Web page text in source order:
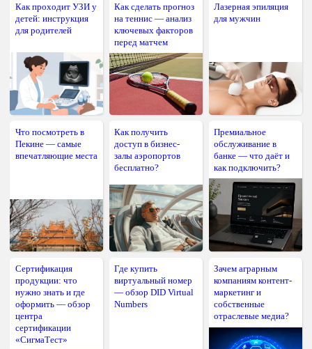
Как проходит УЗИ у
детей: инструкция
для родителей
Как сделать прогноз
на теннис — анализ
ключевых факторов
перед матчем
Лазерная эпиляция
для мужчин
Что посмотреть в
Пекине — самые
впечатляющие места
Как получить
доступ в бизнес-
залы аэропортов
бесплатно?
Премиальное
обслуживание в
банке — что даёт и
как подключить?
Сертификация
продукции: что
нужно знать и где
оформить — обзор
центра
сертификации
«СигмаТест»
Где купить
виртуальный номер
— обзор DID Virtual
Numbers
Зачем аграрным
компаниям контент-
маркетинг и
собственные
отраслевые медиа?